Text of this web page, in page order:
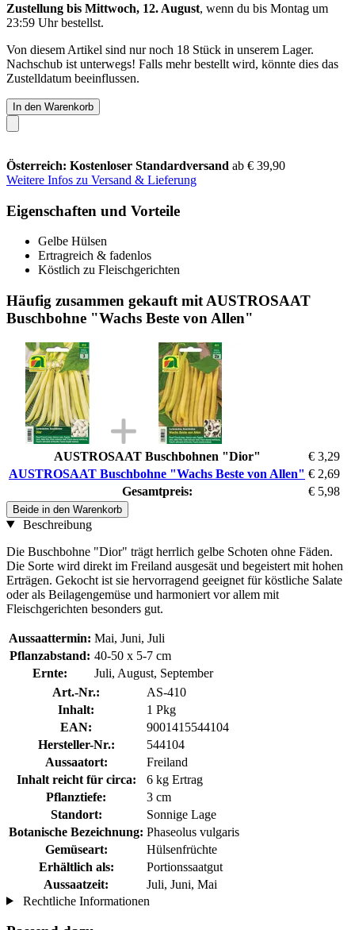
Zustellung bis Mittwoch, 12. August, wenn du bis Montag um
23:59 Uhrbestellst.
Von diesem Artikel sind nur noch 18 Stück in unserem Lager.
Nachschub ist unterwegs! Falls mehr bestellt wird, könnte dies das
Zustelldatum beeinflussen.
In den Warenkorb
Österreich: Kostenloser Standardversand ab € 39,90
Weitere Infos zu Versand & Lieferung
Eigenschaften und Vorteile
Gelbe Hülsen
Ertragreich & fadenlos
Köstlich zu Fleischgerichten
Häufig zusammen gekauft mit AUSTROSAAT
Buschbohne "Wachs Beste von Allen"
AUSTROSAAT Buschbohnen "Dior"
€ 3,29
AUSTROSAAT Buschbohne "Wachs Beste von Allen" € 2,69
Gesamtpreis:
€ 5,98
Beide in den Warenkorb
Beschreibung
Die Buschbohne "Dior" trägt herrlich gelbe Schoten ohne Fäden.
Die Sorte wird direkt im Freiland ausgesät und begeistert mit hohen
Erträgen. Gekocht ist sie hervorragend geeignet für köstliche Salate
oder als Beilagengemüse und harmoniert vor allem mit
Fleischgerichten besonders gut.
Aussaattermin: Mai, Juni, Juli
Pflanzabstand: 40-50 x 5-7 cm
Ernte:
Juli, August, September
Art.-Nr.:
AS-410
Inhalt:
1 Pkg
EAN:
9001415544104
Hersteller-Nr.:
544104
Aussaatort:
Freiland
Inhalt reicht für circa:
6 kg Ertrag
Pflanztiefe:
3 cm
Standort:
Sonnige Lage
Botanische Bezeichnung: Phaseolus vulgaris
Gemüseart:
Hülsenfrüchte
Erhältlich als:
Portionssaatgut
Aussaatzeit:
Juli, Juni, Mai
Rechtliche Informationen